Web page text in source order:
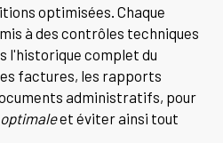
optimisées. Chaque
à des contrôles techniques
l'historique complet du
factures, les rapports
administratifs, pour
et éviter ainsi tout